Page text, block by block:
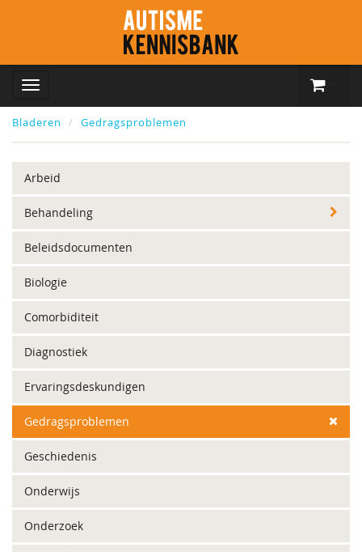
Bladeren Gedragsproblemen
Arbeid
Behandeling
Beleidsdocumenten
Biologie
Comorbiditeit
Diagnostiek
Ervaringsdeskundigen
Gedragsproblemen
Geschiedenis
Onderwijs
Onderzoek